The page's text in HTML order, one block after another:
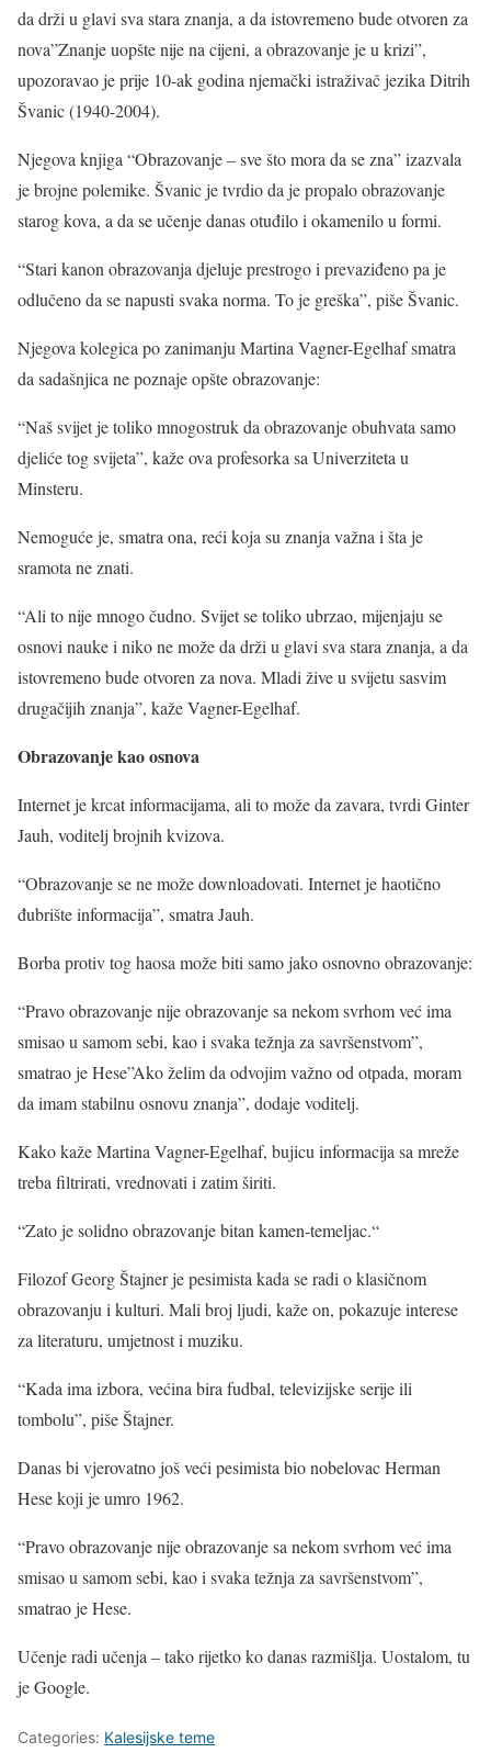
da drži u glavi sva stara znanja, a da istovremeno bude otvoren za
nova”Znanje uopšte nije na cijeni, a obrazovanje je u krizi”,
upozoravao je prije 10-ak godina njemački istraživač jezika Ditrih
Švanic (1940-2004).
Njegova knjiga “Obrazovanje – sve što mora da se zna” izazvala
je brojne polemike. Švanic je tvrdio da je propalo obrazovanje
starog kova, a da se učenje danas otuđilo i okamenilo u formi.
“Stari kanon obrazovanja djeluje prestrogo i prevaziđeno pa je
odlučeno da se napusti svaka norma. To je greška”, piše Švanic.
Njegova kolegica po zanimanju Martina Vagner-Egelhaf smatra
da sadašnjica ne poznaje opšte obrazovanje:
“Naš svijet je toliko mnogostruk da obrazovanje obuhvata samo
djeliće tog svijeta”, kaže ova profesorka sa Univerziteta u
Minsteru.
Nemoguće je, smatra ona, reći koja su znanja važna i šta je
sramota ne znati.
“Ali to nije mnogo čudno. Svijet se toliko ubrzao, mijenjaju se
osnovi nauke i niko ne može da drži u glavi sva stara znanja, a da
istovremeno bude otvoren za nova. Mladi žive u svijetu sasvim
drugačijih znanja”, kaže Vagner-Egelhaf.
Obrazovanje kao osnova
Internet je krcat informacijama, ali to može da zavara, tvrdi Ginter
Jauh, voditelj brojnih kvizova.
“Obrazovanje se ne može downloadovati. Internet je haotično
đubrište informacija”, smatra Jauh.
Borba protiv tog haosa može biti samo jako osnovno obrazovanje:
“Pravo obrazovanje nije obrazovanje sa nekom svrhom već ima
smisao u samom sebi, kao i svaka težnja za savršenstvom”,
smatrao je Hese”Ako želim da odvojim važno od otpada, moram
da imam stabilnu osnovu znanja”, dodaje voditelj.
Kako kaže Martina Vagner-Egelhaf, bujicu informacija sa mreže
treba filtrirati, vrednovati i zatim širiti.
“Zato je solidno obrazovanje bitan kamen-temeljac.“
Filozof Georg Štajner je pesimista kada se radi o klasičnom
obrazovanju i kulturi. Mali broj ljudi, kaže on, pokazuje interese
za literaturu, umjetnost i muziku.
“Kada ima izbora, većina bira fudbal, televizijske serije ili
tombolu”, piše Štajner.
Danas bi vjerovatno još veći pesimista bio nobelovac Herman
Hese koji je umro 1962.
“Pravo obrazovanje nije obrazovanje sa nekom svrhom već ima
smisao u samom sebi, kao i svaka težnja za savršenstvom”,
smatrao je Hese.
Učenje radi učenja – tako rijetko ko danas razmišlja. Uostalom, tu
je Google.
Categories: Kalesijske teme